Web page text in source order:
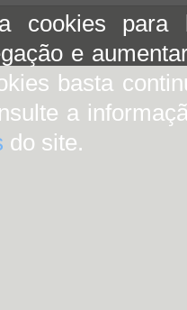
cookies para
e
basta
a
do site.